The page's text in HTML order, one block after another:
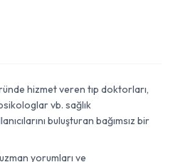
hizmet veren tıp doktorları,
vb. sağlık
buluşturan bağımsız bir
yorumları ve